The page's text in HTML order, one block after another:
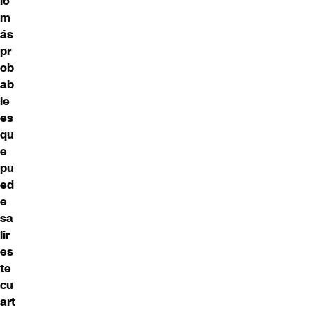
m
ás
pr
ob
ab
le
es
qu
e
pu
ed
e
sa
lir
es
te
cu
art